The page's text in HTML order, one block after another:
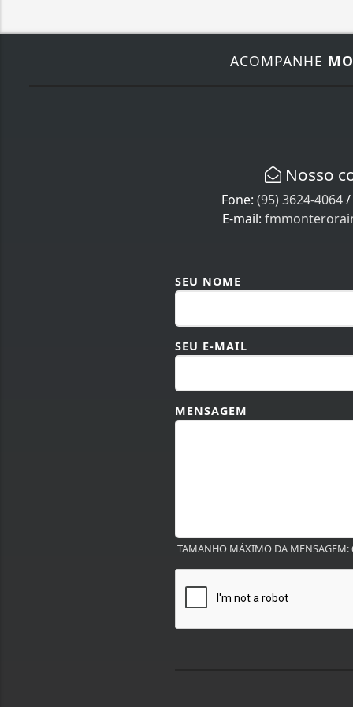
ACOMPANHE
Nosso
Fone: (95) 3624-4064/
E-mail:
SEU NOME
SEU E-MAIL
MENSAGEM
TAMANHO MÁXIMO DA MENSAGEM: